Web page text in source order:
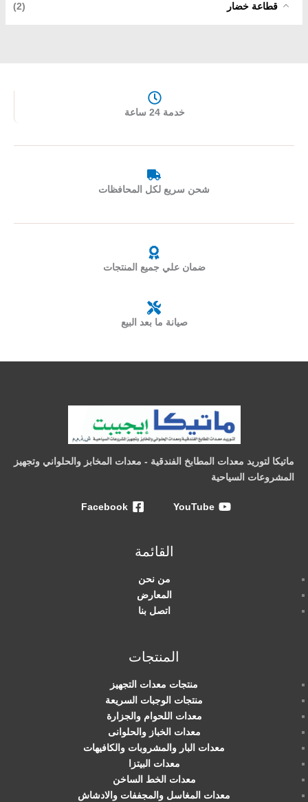
قطاعة خضار
(2)
خدمة 24 ساعة
شحن سريع لكل المحافظات
ضمان علي جميع المنتجات
صيانة ما بعد البيع
ماتيكا لتوريد معدات المطابخ الفندقية - معدات المخابز والحلواني وتجهيز
المشروعات السياحية
YouTube
Facebook
القائمة
من نحن
المعارض
اتصل بنا
المنتجات
منتجات معدات التجهيز
منتجات الوجبات السريعة
معدات اللحوام والجزارة
معدات الخباز والحلوانى
معدات البار والمشروبات والكافيهات
معدات البيتزا
معدات الخط الساخن
معدات المغاسل والمجففات والادشاش